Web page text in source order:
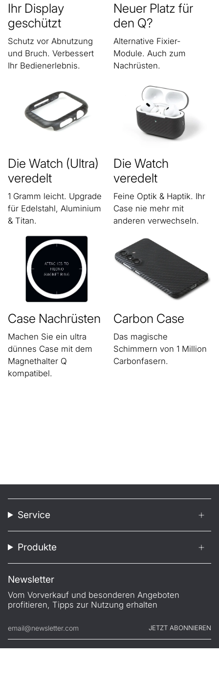
Ihr Display
geschützt
Schutz vor Abnutzung
und Bruch. Verbessert
Ihr Bedienerlebnis.
Neuer Platz für
den Q?
Alternative Fixier-
Module. Auch zum
Nachrüsten.
Die Watch (Ultra)
veredelt
1 Gramm leicht. Upgrade
für Edelstahl, Aluminium
& Titan.
Die Watch
veredelt
Feine Optik & Haptik. Ihr
Case nie mehr mit
anderen verwechseln.
Case Nachrüsten
Machen Sie ein ultra
dünnes Case mit dem
Magnethalter Q
kompatibel.
Carbon Case
Das magische
Schimmern von 1 Million
Carbonfasern.
Service
Produkte
Newsletter
Vom Vorverkauf und besonderen Angeboten
profitieren, Tipps zur Nutzung erhalten
JETZT ABONNIEREN